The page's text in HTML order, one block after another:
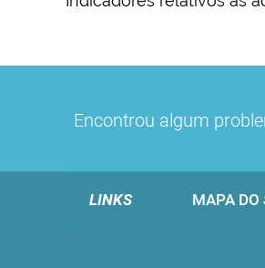
Encontrou algum
LINKS MAPA DO